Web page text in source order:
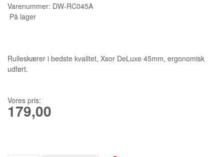
SCANNCUT
Varenummer: DW-RC045A
På lager
Rulleskærer i bedste kvalitet, Xsor DeLuxe 45mm, ergonomisk
udført.
Vores pris:
179,00